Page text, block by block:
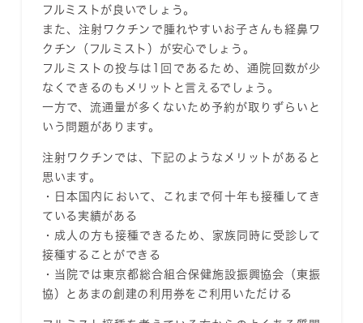
フルミストが良いでしょう。
また、注射ワクチンで腫れやすいお子さんも経鼻ワ
クチン（フルミスト）が安心でしょう。
フルミストの投与は1回であるため、通院回数が少
なくできるのもメリットと言えるでしょう。
一方で、流通量が多くないため予約が取りずらいと
いう問題があります。
注射ワクチンでは、下記のようなメリットがあると
思います。
・日本国内において、これまで何十年も接種してき
ている実績がある
・成人の方も接種できるため、家族同時に受診して
接種することができる
・当院では東京都総合組合保健施設振興協会（東振
協）とあまの創建の利用券をご利用いただける